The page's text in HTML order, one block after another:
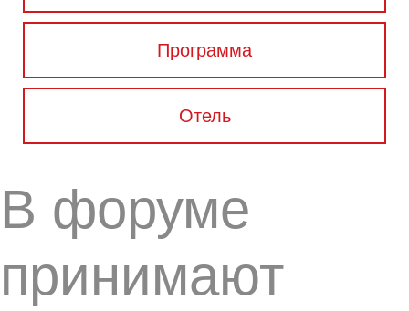
Программа
Отель
В форуме
принимают